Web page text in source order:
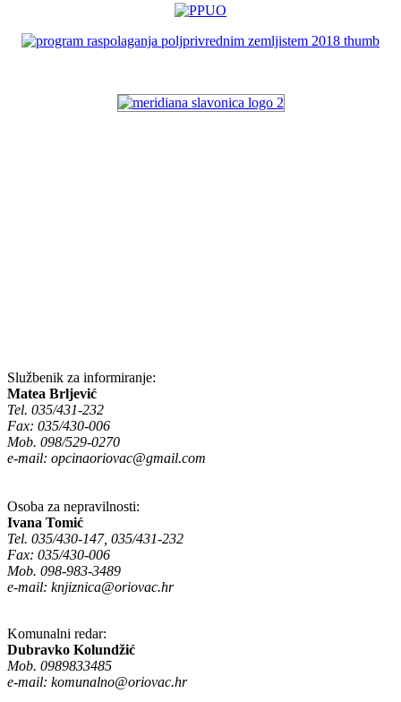
Službenik za informiranje:
Matea Brljević
Tel. 035/431-232
Fax: 035/430-006
Mob. 098/529-0270
e-mail: opcinaoriovac@gmail.com
Osoba za nepravilnosti:
Ivana Tomić
Tel. 035/430-147, 035/431-232
Fax: 035/430-006
Mob. 098-983-3489
e-mail: knjiznica@oriovac.hr
Komunalni redar:
Dubravko Kolundžić
Mob. 0989833485
e-mail: komunalno@oriovac.hr